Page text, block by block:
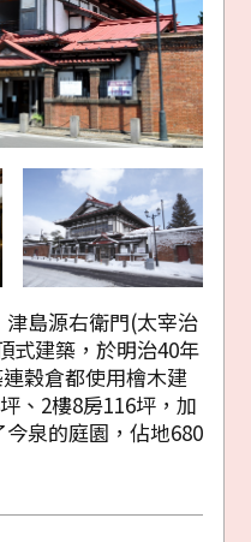
島源右衛門(太宰治
式建築，於明治40年
穀倉都使用檜木建
、2樓8房116坪，加
泉的庭園，佔地680